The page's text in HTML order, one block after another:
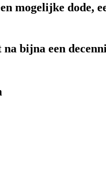
mogelijke dode,
bijna een